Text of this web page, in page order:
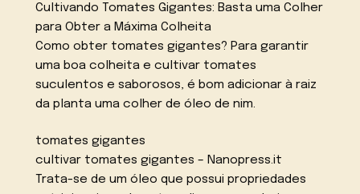
Cultivando Tomates Gigantes: Basta uma Colher
para Obter a Máxima Colheita
Como obter tomates gigantes? Para garantir
uma boa colheita e cultivar tomates
suculentos e saborosos, é bom adicionar à raiz
da planta uma colher de óleo de nim.
tomates gigantes
cultivar tomates gigantes – Nanopress.it
Trata-se de um óleo que possui propriedades